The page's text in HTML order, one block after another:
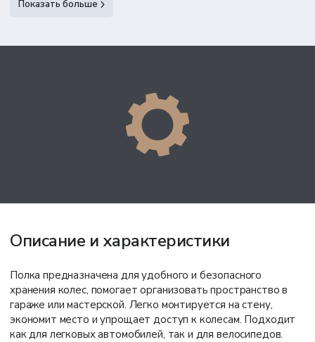
Доставка по России
при заказе от300 000 ₽ терминала бесплатно
Показать больше
Описание и характеристики
Полка предназначена для удобного и безопасного
хранения колес, помогает организовать пространство в
гараже или мастерской. Легко монтируется на стену,
экономит место и упрощает доступ к колесам. Подходит
как для легковых автомобилей, так и для велосипедов.